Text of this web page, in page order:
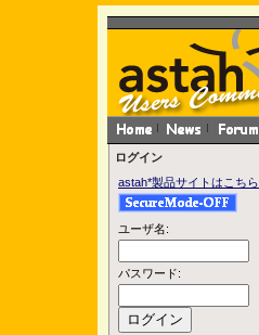
ログイン
astah*製品サイトはこちら
ユーザ名:
パスワード: